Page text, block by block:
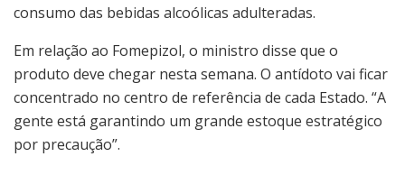
consumo das bebidas alcoólicas adulteradas.
Em relação ao Fomepizol, o ministro disse que o
produto deve chegar nesta semana. O antídoto vai ficar
concentrado no centro de referência de cada Estado. “A
gente está garantindo um grande estoque estratégico
por precaução”.